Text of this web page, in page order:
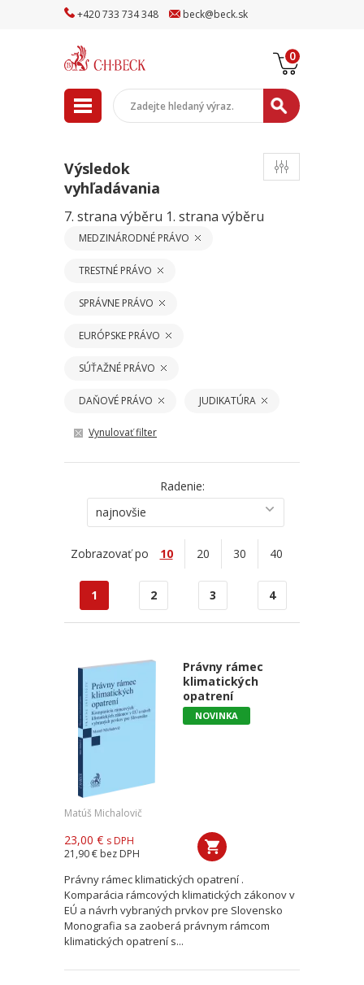
+420733 734348 beck@beck.sk
0
Výsledok
vyhľadávania
7. strana výběru 1. strana výběru
MEDZINÁRODNÉ PRÁVO
TRESTNÉ PRÁVO
SPRÁVNE PRÁVO
EURÓPSKE PRÁVO
SÚŤAŽNÉ PRÁVO
DAŇOVÉ PRÁVO JUDIKATÚRA
Vynulovať filter
Radenie:
najnovšie
Zobrazovať po 10 20 30 40
1 2 3 4
Právny rámec
klimatických
opatrení
NOVINKA
Matúš Michalovič
23,00 € s DPH
21,90 € bez DPH
Právny rámec klimatických opatrení .
Komparácia rámcových klimatických zákonov v
EÚ a návrh vybraných prvkov pre Slovensko
Monografia sa zaoberá právnym rámcom
klimatických opatrení s...